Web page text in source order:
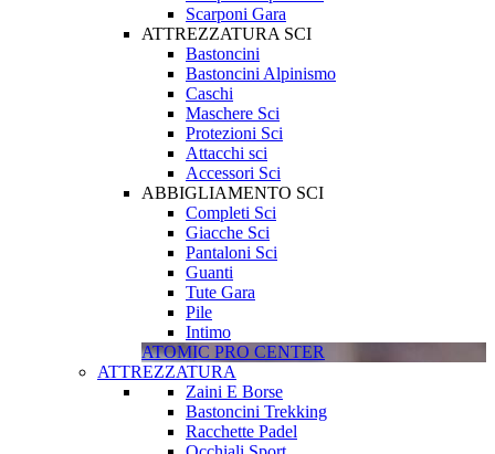
Scarponi Gara
ATTREZZATURA SCI
Bastoncini
Bastoncini Alpinismo
Caschi
Maschere Sci
Protezioni Sci
Attacchi sci
Accessori Sci
ABBIGLIAMENTO SCI
Completi Sci
Giacche Sci
Pantaloni Sci
Guanti
Tute Gara
Pile
Intimo
ATOMIC PRO CENTER
ATTREZZATURA
Zaini E Borse
Bastoncini Trekking
Racchette Padel